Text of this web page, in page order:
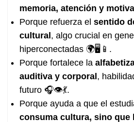
memoria, atención y
Porque refuerza el sentido
cultural , algo crucial en
hiperconectadas 🌍🖥️📱.
Porque fortalece la
auditiva y corporal ,
futuro 🎧👁️💃.
Porque ayuda a que el
consuma cultura, sino que